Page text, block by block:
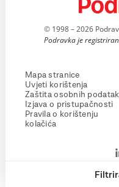
© 1998 – 2026
Podravka je
Mapa stranice
Uvjeti korištenja
Zaštita osobnih
Izjava o pristupačnosti
Pravila o korištenju
kolačića